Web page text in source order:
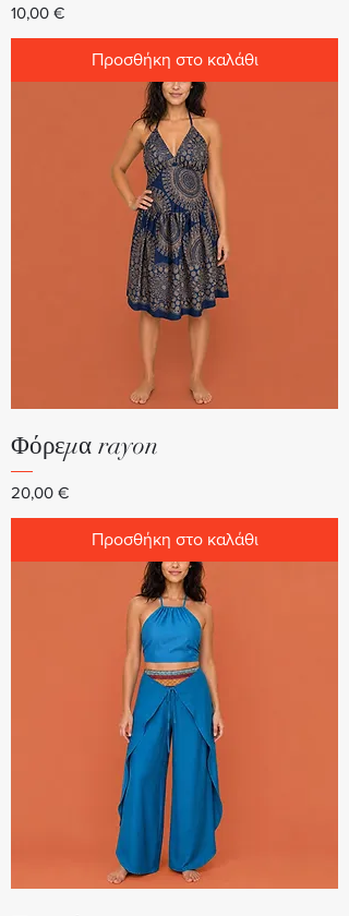
Τιμή
10,00 €
Προσθήκη στο καλάθι
Φόρεμα rayon
Τιμή
20,00 €
Προσθήκη στο καλάθι